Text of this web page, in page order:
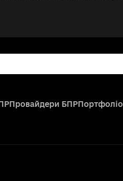
Провайдери БПР